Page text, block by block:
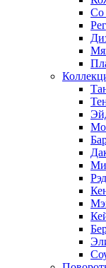
Со